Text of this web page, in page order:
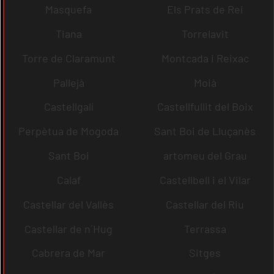
Masquefa
Els Prats de Rei
Tiana
Torrelavit
Torre de Claramunt
Montcada i Reixac
Pallejà
Moià
Castellgalí
Castellfullit del Boix
Perpètua de Mogoda
Sant Boi de Lluçanès
Sant Boi
artomeu del Grau
Calaf
Castellbell i el Vilar
Castellar del Vallès
Castellar del Riu
Castellar de n´Hug
Terrassa
Cabrera de Mar
Sitges